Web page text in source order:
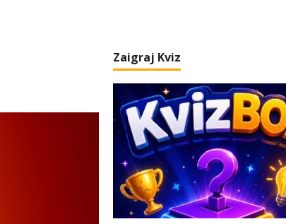
Zaigraj Kviz